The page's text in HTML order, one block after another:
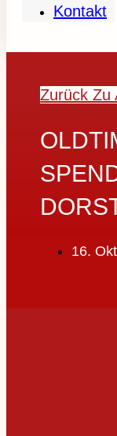
Kontakt
Zurück Zu
16.